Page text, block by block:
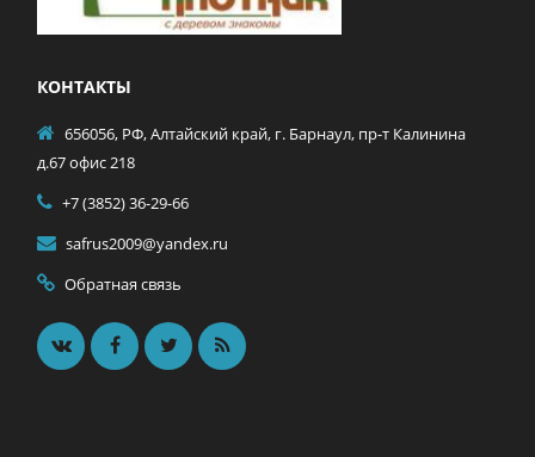
КОНТАКТЫ
656056, РФ, Алтайский край, г. Барнаул, пр-т Калинина
д.67 офис 218
+7 (3852) 36-29-66
safrus2009@yandex.ru
Обратная связь